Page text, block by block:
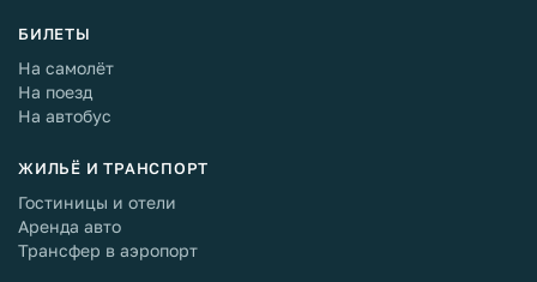
БИЛЕТЫ
На самолёт
На поезд
На автобус
ЖИЛЬЁ И ТРАНСПОРТ
Гостиницы и отели
Аренда авто
Трансфер в аэропорт